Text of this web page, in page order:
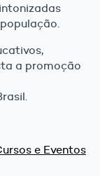
a promoção
e Eventos